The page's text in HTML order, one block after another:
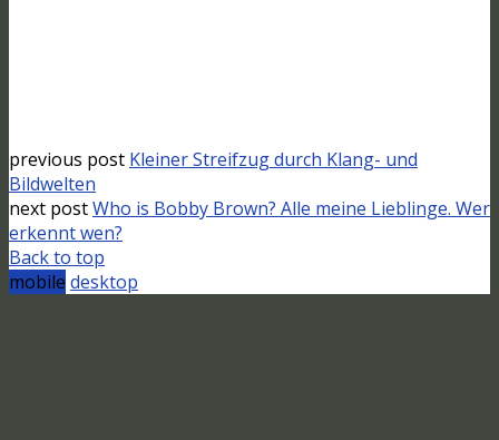
previous post Kleiner Streifzug durch Klang- und
Bildwelten
next postWho is Bobby Brown? Alle meine Lieblinge. Wer
erkennt wen?
Back to top
mobile desktop